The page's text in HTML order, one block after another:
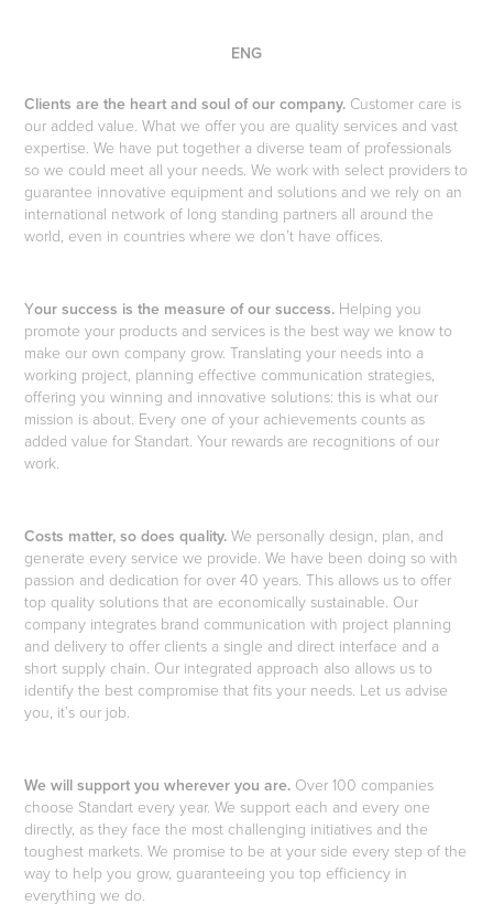
ENG
Clients are the heart and soul of our company. Customer care is
our added value. What we offer you are quality services and vast
expertise. We have put together a diverse team of professionals
so we could meet all your needs. We work with select providers to
guarantee innovative equipment and solutions and we rely on an
international network of long standing partners all around the
world, even in countries where we don’t have offices.
Your success is the measure of our success. Helping you
promote your products and services is the best way we know to
make our own company grow. Translating your needs into a
working project, planning effective communication strategies,
offering you winning and innovative solutions: this is what our
mission is about. Every one of your achievements counts as
added value for Standart. Your rewards are recognitions of our
work.
Costs matter, so does quality. We personally design, plan, and
generate every service we provide. We have been doing so with
passion and dedication for over 40 years. This allows us to offer
top quality solutions that are economically sustainable. Our
company integrates brand communication with project planning
and delivery to offer clients a single and direct interface and a
short supply chain. Our integrated approach also allows us to
identify the best compromise that fits your needs. Let us advise
you, it’s our job.
We will support you wherever you are. Over 100 companies
choose Standart every year. We support each and every one
directly, as they face the most challenging initiatives and the
toughest markets. We promise to be at your side every step of the
way to help you grow, guaranteeing you top efficiency in
everything we do.